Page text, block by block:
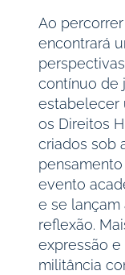
Ao
encontrará
contínuo de
estabelecer
os Direitos
criados sob
evento
e se
reflexão.
expressão
militância